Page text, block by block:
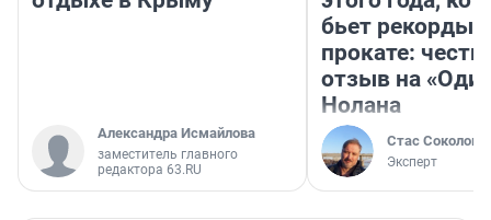
Александра Исмайлова
заместитель главного
редактора 63.RU
бьет рекорды в
прокате:
отзыв на
Нолана
Стас Соколов
Эксперт